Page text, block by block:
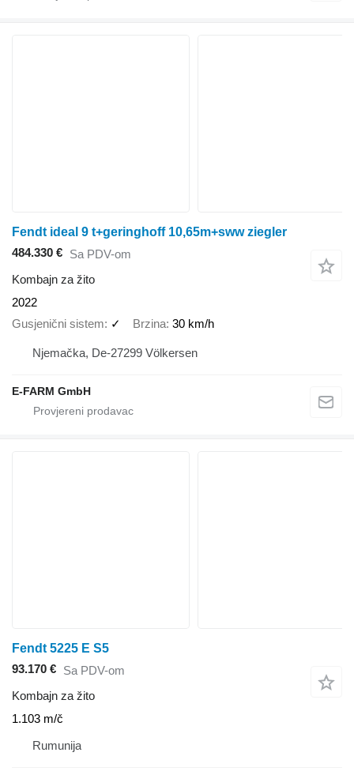
Fendt ideal 9 t+geringhoff 10,65m+sww ziegler
484.330 € Sa PDV-om
Kombajn za žito
2022
Gusjenični sistem
✓ Brzina 30 km/h
Njemačka, De-27299 Völkersen
E-FARM GmbH
Fendt 5225 E S5
93.170 € Sa PDV-om
Kombajn za žito
1.103 m/č
Rumunija